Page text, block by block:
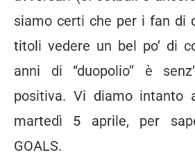
siamo certi che per i fan di
titoli vedere un bel po’ di
anni di “duopolio” è
positiva. Vi diamo intanto
martedì 5 aprile, per
GOALS.